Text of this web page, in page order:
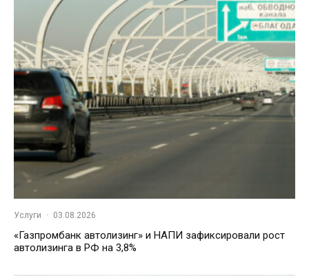
Услуги · 03.08.2026
«Газпромбанк автолизинг» и НАПИ зафиксировали рост
автолизинга в РФ на 3,8%